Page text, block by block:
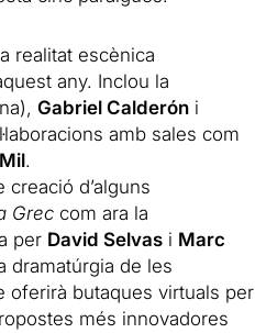
realitat escènica
any. Inclou la
Gabriel Calderón i
amb sales com
.
d’alguns
Grec com ara la
per David Selvas i Marc
dramatúrgia de les
oferirà butaques virtuals per
més innovadores